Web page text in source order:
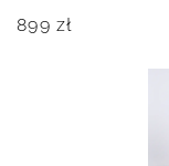
899zł